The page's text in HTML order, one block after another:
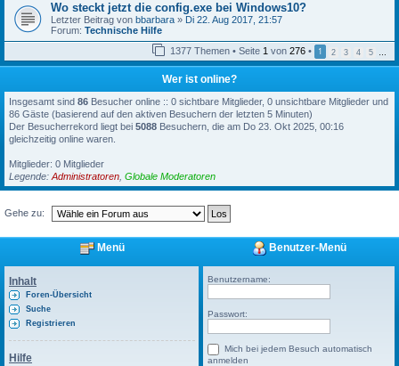
Wo steckt jetzt die config.exe bei Windows10?
Letzter Beitrag von bbarbara » Di 22. Aug 2017, 21:57
Forum: Technische Hilfe
1377 Themen • Seite 1 von 276 • 1 2 3 4 5 …
Wer ist online?
Insgesamt sind 86 Besucher online :: 0 sichtbare Mitglieder, 0 unsichtbare Mitglieder und
86 Gäste (basierend auf den aktiven Besuchern der letzten 5 Minuten)
Der Besucherrekord liegt bei 5088 Besuchern, die am Do 23. Okt 2025, 00:16
gleichzeitig online waren.
Mitglieder: 0 Mitglieder
Legende: Administratoren Globale Moderatoren
Gehe zu:
Menü
Inhalt
Foren-Übersicht
Suche
Registrieren
Hilfe
Benutzer-Menü
Benutzername:
Passwort:
Mich bei jedem Besuch automatisch
anmelden